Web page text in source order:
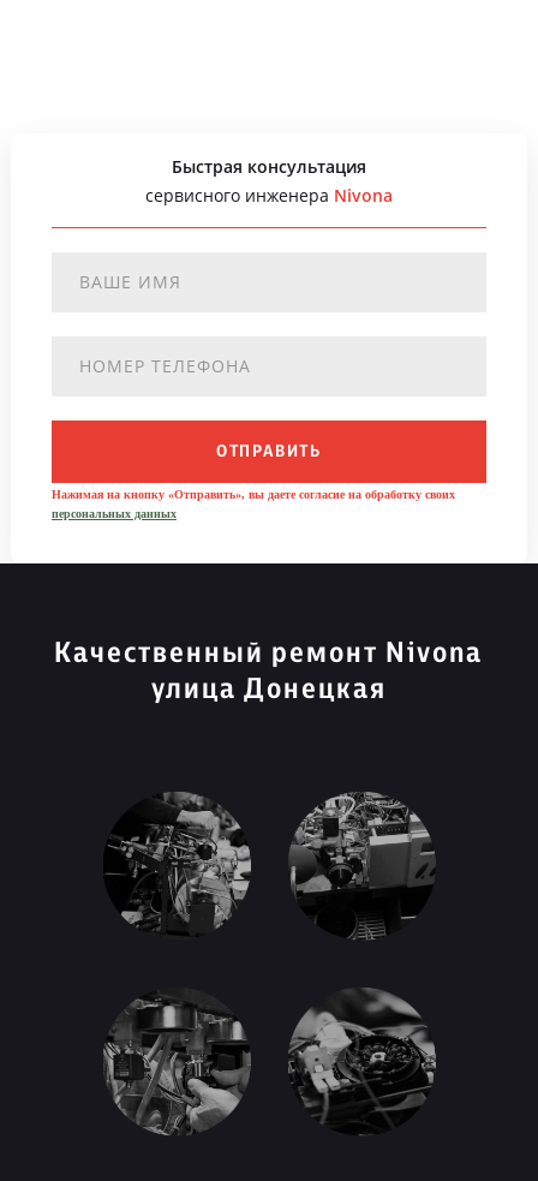
Быстрая консультация
сервисного инженера Nivona
ОТПРАВИТЬ
Нажимая на кнопку «Отправить», вы даете согласие на обработку своих
персональных данных
Качественный ремонт Nivona
улица Донецкая